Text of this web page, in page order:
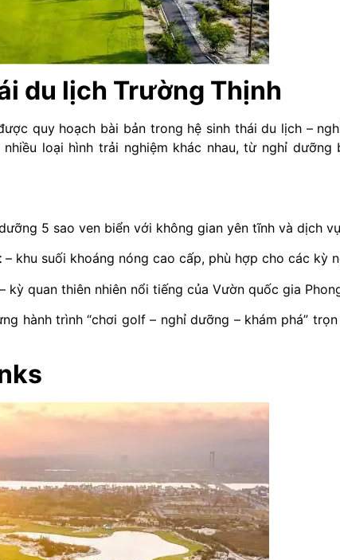
du lịch Trường Thịnh
quy hoạch bài bản trong hệ sinh thái du lịch –
loại hình trải nghiệm khác nhau, từ nghỉ dưỡng
5 sao ven biển với không gian yên tĩnh và dịch
– khu suối khoáng nóng cao cấp, phù hợp cho các kỳ
– kỳ quan thiên nhiên nổi tiếng của Vườn quốc gia
hành trình “chơi golf – nghỉ dưỡng – khám phá”